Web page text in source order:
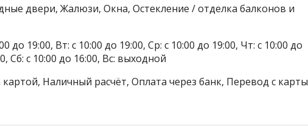
двери, Жалюзи, Окна, Остекление / отделка балконов и
до 19:00, Вт: с 10:00 до 19:00, Ср: с 10:00 до 19:00, Чт: с 10:00 до
Сб: с 10:00 до 16:00, Вс: выходной
Наличный расчёт, Оплата через банк, Перевод с карты